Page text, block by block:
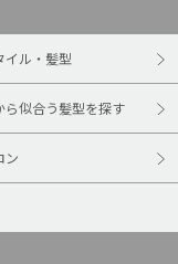
イル・髪型
ら似合う髪型を探す
ン